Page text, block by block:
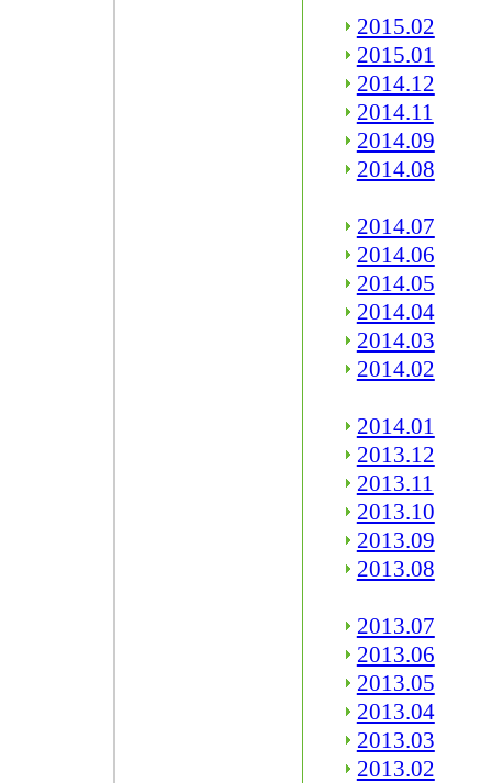
2015.02
2015.01
2014.12
2014.11
2014.09
2014.08
2014.07
2014.06
2014.05
2014.04
2014.03
2014.02
2014.01
2013.12
2013.11
2013.10
2013.09
2013.08
2013.07
2013.06
2013.05
2013.04
2013.03
2013.02